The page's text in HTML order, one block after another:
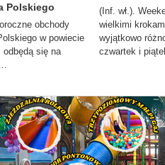
Polskiego
obchody
w powiecie
odbędą się na
(Inf. wł.).
wielkimi
wyjątkowo
czwartek i